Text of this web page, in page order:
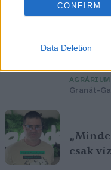
CONFIRM
Data Deletion
kellene
AGRÁRIUM
Granát-
csak